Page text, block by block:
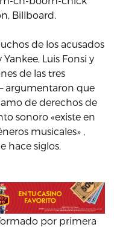
Billboard.
de los acusados
Luis Fonsi y
de las tres
argumentaron que
de derechos de
sonoro «existe en
musicales» ,
hace siglos.
por primera